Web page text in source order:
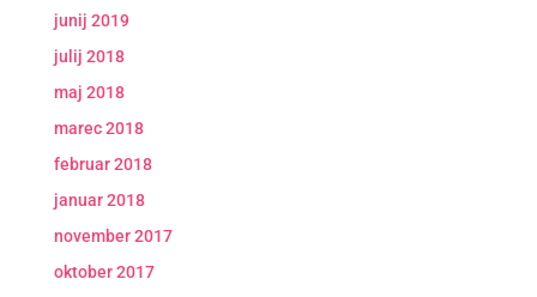
junij 2019
julij 2018
maj 2018
marec 2018
februar 2018
januar 2018
november 2017
oktober 2017